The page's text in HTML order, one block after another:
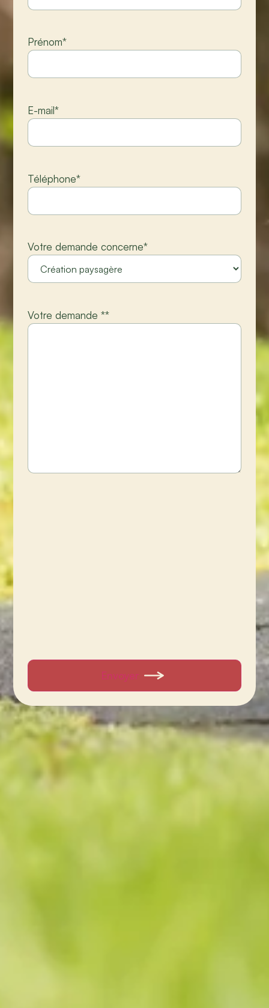
Prénom*
E-mail*
Téléphone*
Votre demande concerne*
Votre demande **
Envoyer